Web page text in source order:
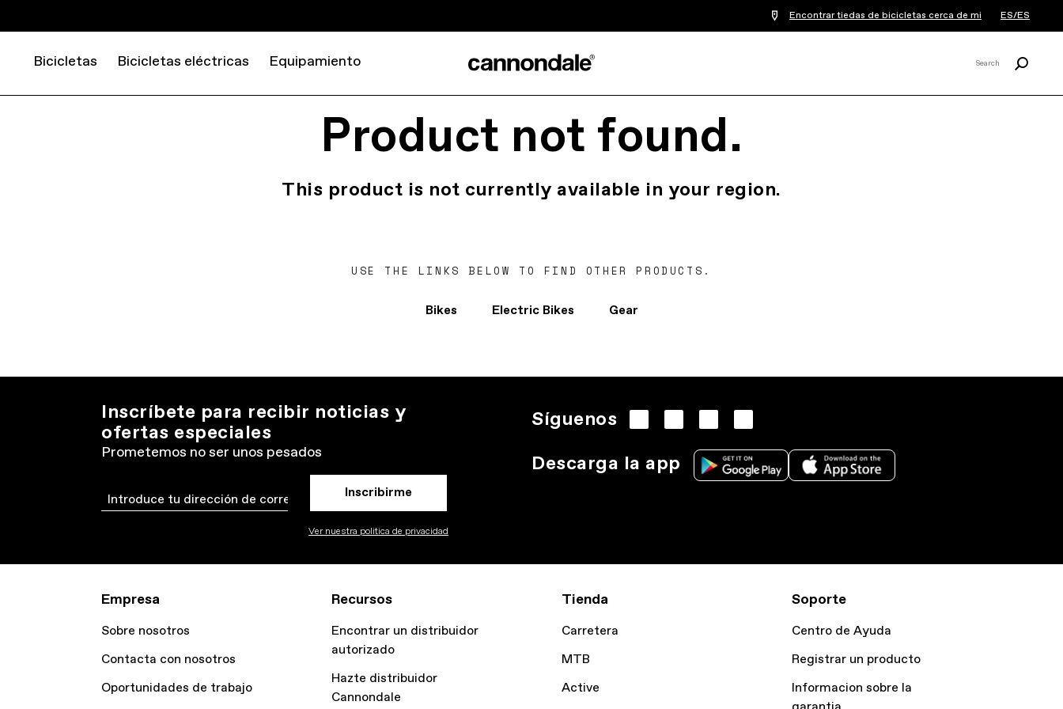
Encontrar tiedas de bicicletas cerca de mi ES/ES
Bicicletas Bicicletas eléctricas Equipamiento Search
Product not found.
This product is not currently available in your region.
USE THE LINKS BELOW TO FIND OTHER PRODUCTS.
Bikes Electric Bikes Gear
Inscríbete para recibir noticias y
ofertas especiales
Prometemos no ser unos pesados
Email Inscribirme
Ver nuestra politica de privacidad
Síguenos
Descarga la app
Empresa
Sobre nosotros
Contacta con nosotros
Oportunidades de trabajo
Recursos
Encontrar un distribuidor
autorizado
Hazte distribuidor
Cannondale
Tienda
Carretera
MTB
Active
Soporte
Centro de Ayuda
Registrar un producto
Informacion sobre la